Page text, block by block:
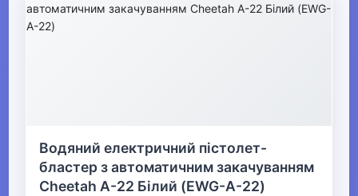
▶
Водяний електричний пістолет-
бластер з автоматичним закачуванням
Cheetah A-22 Білий (EWG-A-22)